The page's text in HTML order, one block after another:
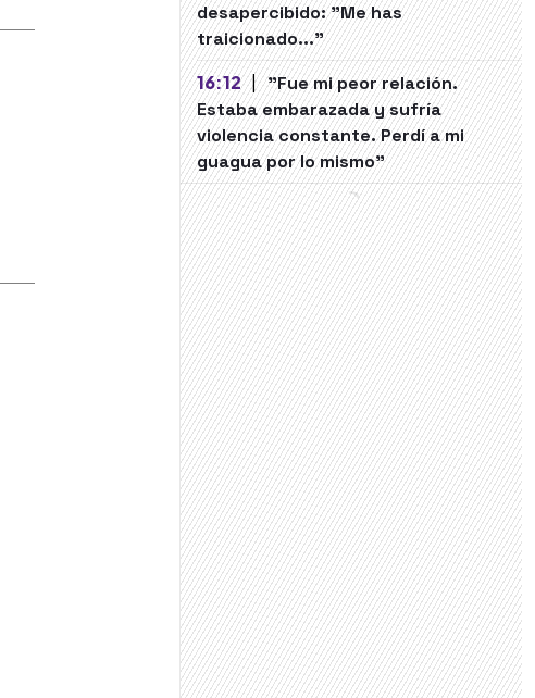
desapercibido: "Me has
traicionado..."
16:12 | "Fue mi peor relación.
Estaba embarazada y sufría
violencia constante. Perdí a mi
guagua por lo mismo"